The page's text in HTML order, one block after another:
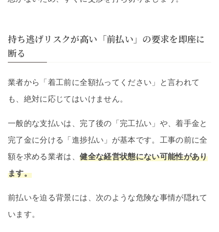
持ち逃げリスクが高い「前払い」の要求を即座に
断る
業者から「着工前に全額払ってください」と言われて
も、絶対に応じてはいけません。
一般的な支払いは、完了後の「完工払い」や、着手金と
完了金に分ける「進捗払い」が基本です。工事の前に全
額を求める業者は、健全な経営状態にない可能性があり
ます。
前払いを迫る背景には、次のような危険な事情が隠れて
います。